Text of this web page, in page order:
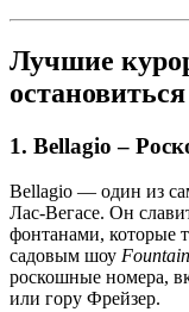
Лучшие
остановиться
1. Bellagio –
Bellagio — один из
Лас-Вегасе. Он
фонтанами, которые
садовым шоу
роскошные номера,
или гору Фрейзер.